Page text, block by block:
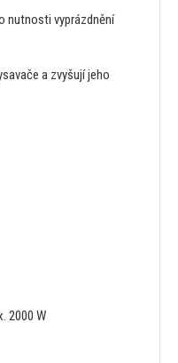
nutnosti vyprázdnění
a zvyšují jeho
2000 W